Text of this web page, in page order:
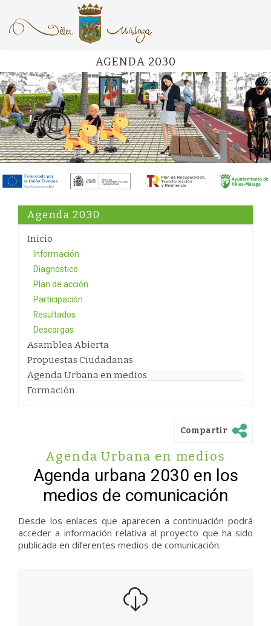
AGENDA 2030
Agenda 2030
Inicio
Información
Diagnóstico
Plan de acción
Participación
Resultados
Descargas
Asamblea Abierta
Propuestas Ciudadanas
Agenda Urbana en medios
Formación
Compartir
Agenda Urbana en medios
Agenda urbana 2030 en los
medios de comunicación
Desde los enlaces que aparecen a continuación podrá
acceder a información relativa al proyecto que ha sido
publicada en diferentes medios de comunicación.